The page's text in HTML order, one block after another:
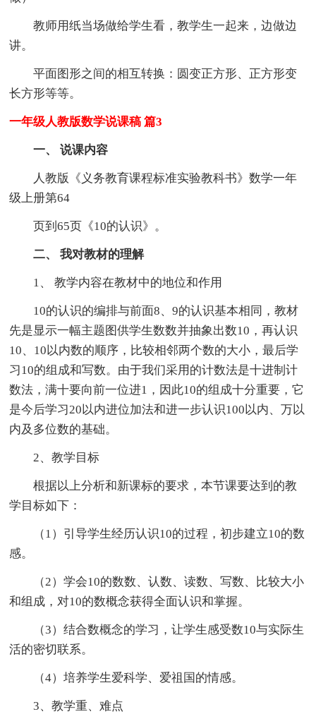
教师用纸当场做给学生看，教学生一起来，边做边
讲。
平面图形之间的相互转换：圆变正方形、正方形变
长方形等等。
一年级人教版数学说课稿 篇3
一、 说课内容
人教版《义务教育课程标准实验教科书》数学一年
级上册第64
页到65页《10的认识》。
二、 我对教材的理解
1、 教学内容在教材中的地位和作用
10的认识的编排与前面8、9的认识基本相同，教材
先是显示一幅主题图供学生数数并抽象出数10，再认识
10、10以内数的顺序，比较相邻两个数的大小，最后学
习10的组成和写数。由于我们采用的计数法是十进制计
数法，满十要向前一位进1，因此10的组成十分重要，它
是今后学习20以内进位加法和进一步认识100以内、万以
内及多位数的基础。
2、教学目标
根据以上分析和新课标的要求，本节课要达到的教
学目标如下：
（1）引导学生经历认识10的过程，初步建立10的数
感。
（2）学会10的数数、认数、读数、写数、比较大小
和组成，对10的数概念获得全面认识和掌握。
（3）结合数概念的学习，让学生感受数10与实际生
活的密切联系。
（4）培养学生爱科学、爱祖国的情感。
3、教学重、难点